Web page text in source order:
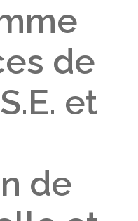
de
et
de